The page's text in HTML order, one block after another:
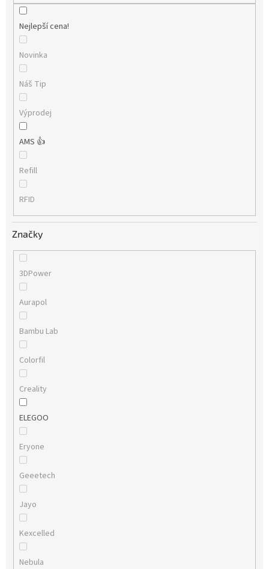
Nejlepší cena!
Novinka
Náš Tip
Výprodej
AMS 👍
Refill
RFID
Značky
3DPower
Aurapol
Bambu Lab
Colorfil
Creality
ELEGOO
Eryone
Geeetech
Jayo
Kexcelled
Nebula